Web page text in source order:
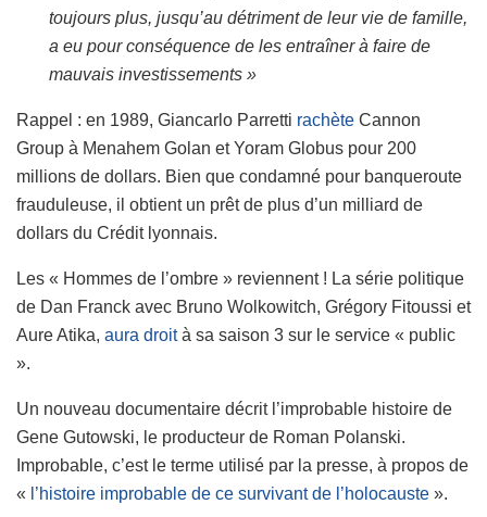
toujours plus, jusqu’au détriment de leur vie de famille,
a eu pour conséquence de les entraîner à faire de
mauvais investissements »
Rappel : en 1989, Giancarlo Parretti rachète Cannon
Group à Menahem Golan et Yoram Globus pour 200
millions de dollars. Bien que condamné pour banqueroute
frauduleuse, il obtient un prêt de plus d’un milliard de
dollars du Crédit lyonnais.
Les « Hommes de l’ombre » reviennent ! La série politique
de Dan Franck avec Bruno Wolkowitch, Grégory Fitoussi et
Aure Atika, aura droità sa saison 3 sur le service « public
».
Un nouveau documentaire décrit l’improbable histoire de
Gene Gutowski, le producteur de Roman Polanski.
Improbable, c’est le terme utilisé par la presse, à propos de
« l’histoire improbable de ce survivant de l’holocauste ».